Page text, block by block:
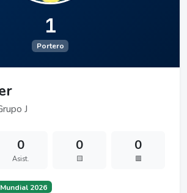
1
Portero
J
0
Asist.
0
🟨
0
🟥
2026